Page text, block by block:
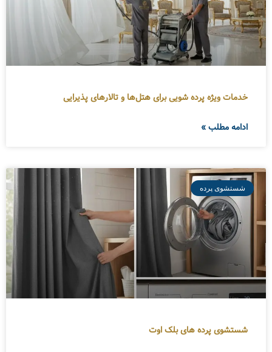
خدمات ویژه پرده شویی برای هتل‌ها و تالارهای پذیرایی
ادامه مطلب »
شستشوی پرده
شستشوی پرده های بلک اوت